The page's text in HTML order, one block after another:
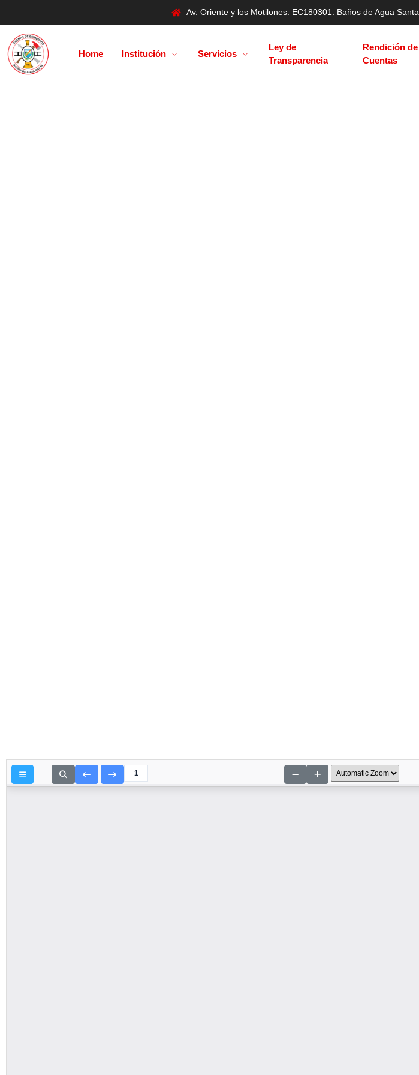
Av. Oriente y los Motilones. EC180301. Baños de Agua Santa
Home Institución Servicios
Ley de
Transparencia
Rendición de
Cuentas